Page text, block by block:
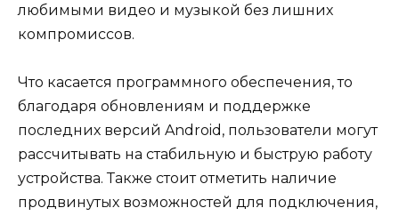
любимыми видео и музыкой без лишних
компромиссов.
Что касается программного обеспечения, то
благодаря обновлениям и поддержке
последних версий Android, пользователи могут
рассчитывать на стабильную и быструю работу
устройства. Также стоит отметить наличие
продвинутых возможностей для подключения,